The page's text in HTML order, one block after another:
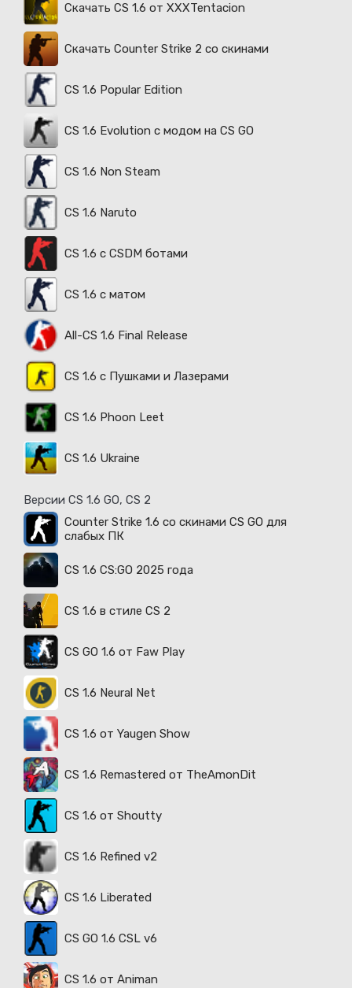
Скачать CS 1.6 от XXXTentacion
Скачать Counter Strike 2 со скинами
CS 1.6 Popular Edition
CS 1.6 Evolution с модом на CS GO
CS 1.6 Non Steam
CS 1.6 Naruto
CS 1.6 с CSDM ботами
CS 1.6 с матом
All-CS 1.6 Final Release
CS 1.6 с Пушками и Лазерами
CS 1.6 Phoon Leet
CS 1.6 Ukraine
Версии CS 1.6 GO, CS 2
Counter Strike 1.6 со скинами CS GO для
слабых ПК
CS 1.6 CS:GO 2025 года
CS 1.6 в стиле CS 2
CS GO 1.6 от Faw Play
CS 1.6 Neural Net
CS 1.6 от Yaugen Show
CS 1.6 Remastered от TheAmonDit
CS 1.6 от Shoutty
CS 1.6 Refined v2
CS 1.6 Liberated
CS GO 1.6 CSL v6
CS 1.6 от Animan